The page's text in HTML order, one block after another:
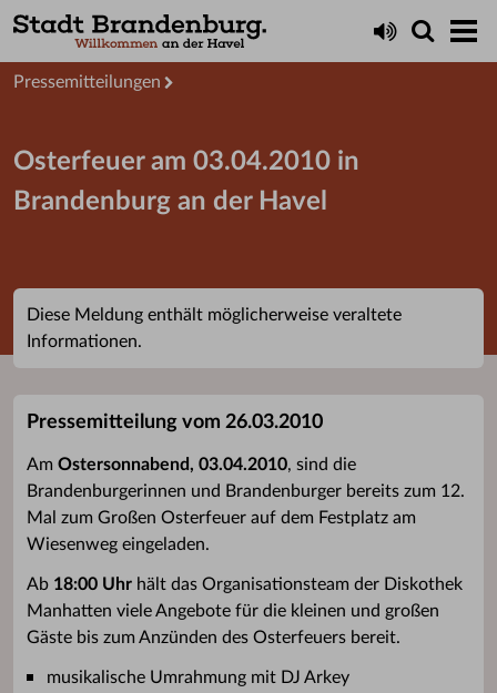
Presseservice
Pressemitteilungen
Osterfeuer am 03.04.2010 in
Brandenburg an der Havel
Diese Meldung enthält möglicherweise veraltete
Informationen.
Pressemitteilung vom 26.03.2010
Am Ostersonnabend, 03.04.2010, sind die
Brandenburgerinnen und Brandenburger bereits zum 12.
Mal zum Großen Osterfeuer auf dem Festplatz am
Wiesenweg eingeladen.
Ab 18:00 Uhr hält das Organisationsteam der Diskothek
Manhatten viele Angebote für die kleinen und großen
Gäste bis zum Anzünden des Osterfeuers bereit.
musikalische Umrahmung mit DJ Arkey